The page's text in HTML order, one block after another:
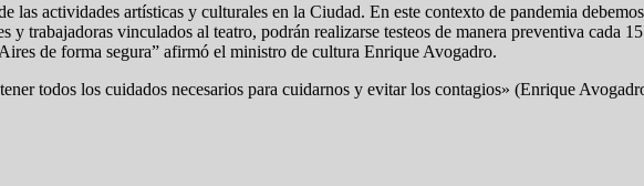
las actividades artísticas y culturales en la Ciudad. En este contexto de pandemia
y trabajadoras vinculados al teatro, podrán realizarse testeos de manera preventiva cada
de forma segura” afirmó el ministro de cultura Enrique Avogadro.
todos los cuidados necesarios para cuidarnos y evitar los contagios» (Enrique